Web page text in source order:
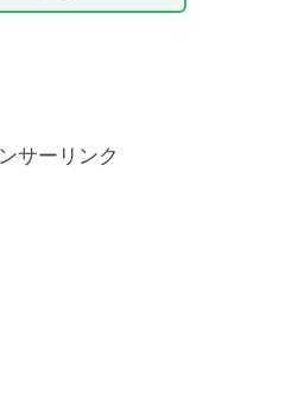
サーリンク